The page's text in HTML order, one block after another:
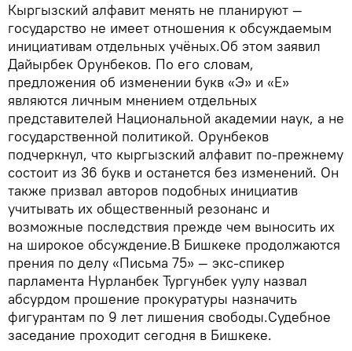
Кыргызский алфавит менять не планируют —
государство не имеет отношения к обсуждаемым
инициативам отдельных учёных.Об этом заявил
Дайырбек Орунбеков. По его словам,
предложения об изменении букв «Э» и «Е»
являются личным мнением отдельных
представителей Национальной академии наук, а не
государственной политикой. Орунбеков
подчеркнул, что кыргызский алфавит по-прежнему
состоит из 36 букв и останется без изменений. Он
также призвал авторов подобных инициатив
учитывать их общественный резонанс и
возможные последствия прежде чем выносить их
на широкое обсуждение.В Бишкеке продолжаются
прения по делу «Письма 75» — экс-спикер
парламента Нурланбек Тургунбек уулу назвал
абсурдом прошение прокуратуры назначить
фигурантам по 9 лет лишения свободы.Судебное
заседание проходит сегодня в Бишкеке.